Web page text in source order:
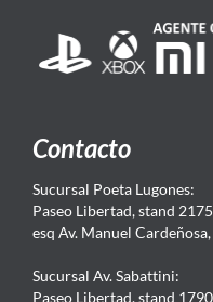
Contacto
Sucursal Poeta Lugones:
Paseo Libertad, stand
esq Av. Manuel
Sucursal Av. Sabattini:
Paseo Libertad, stand